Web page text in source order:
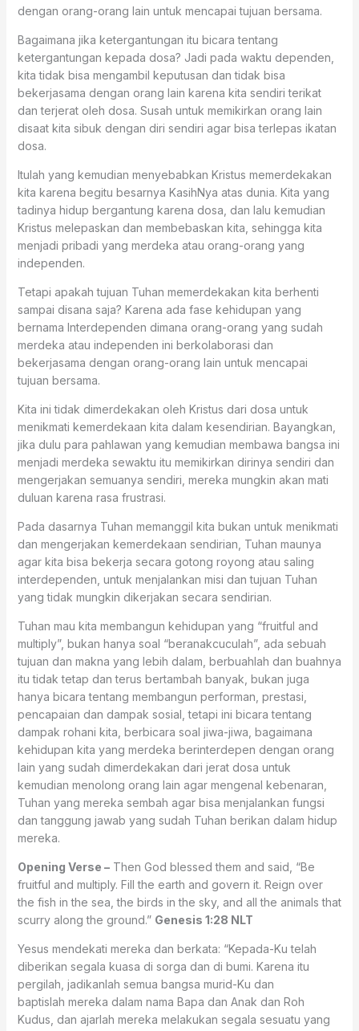
dengan orang-orang lain untuk mencapai tujuan bersama.
Bagaimana jika ketergantungan itu bicara tentang
ketergantungan kepada dosa? Jadi pada waktu dependen,
kita tidak bisa mengambil keputusan dan tidak bisa
bekerjasama dengan orang lain karena kita sendiri terikat
dan terjerat oleh dosa. Susah untuk memikirkan orang lain
disaat kita sibuk dengan diri sendiri agar bisa terlepas ikatan
dosa.
Itulah yang kemudian menyebabkan Kristus memerdekakan
kita karena begitu besarnya KasihNya atas dunia. Kita yang
tadinya hidup bergantung karena dosa, dan lalu kemudian
Kristus melepaskan dan membebaskan kita, sehingga kita
menjadi pribadi yang merdeka atau orang-orang yang
independen.
Tetapi apakah tujuan Tuhan memerdekakan kita berhenti
sampai disana saja? Karena ada fase kehidupan yang
bernama Interdependen dimana orang-orang yang sudah
merdeka atau independen ini berkolaborasi dan
bekerjasama dengan orang-orang lain untuk mencapai
tujuan bersama.
Kita ini tidak dimerdekakan oleh Kristus dari dosa untuk
menikmati kemerdekaan kita dalam kesendirian. Bayangkan,
jika dulu para pahlawan yang kemudian membawa bangsa ini
menjadi merdeka sewaktu itu memikirkan dirinya sendiri dan
mengerjakan semuanya sendiri, mereka mungkin akan mati
duluan karena rasa frustrasi.
Pada dasarnya Tuhan memanggil kita bukan untuk menikmati
dan mengerjakan kemerdekaan sendirian, Tuhan maunya
agar kita bisa bekerja secara gotong royong atau saling
interdependen, untuk menjalankan misi dan tujuan Tuhan
yang tidak mungkin dikerjakan secara sendirian.
Tuhan mau kita membangun kehidupan yang “fruitful and
multiply”, bukan hanya soal “beranakcuculah”, ada sebuah
tujuan dan makna yang lebih dalam, berbuahlah dan buahnya
itu tidak tetap dan terus bertambah banyak, bukan juga
hanya bicara tentang membangun performan, prestasi,
pencapaian dan dampak sosial, tetapi ini bicara tentang
dampak rohani kita, berbicara soal jiwa-jiwa, bagaimana
kehidupan kita yang merdeka berinterdepen dengan orang
lain yang sudah dimerdekakan dari jerat dosa untuk
kemudian menolong orang lain agar mengenal kebenaran,
Tuhan yang mereka sembah agar bisa menjalankan fungsi
dan tanggung jawab yang sudah Tuhan berikan dalam hidup
mereka.
Opening Verse –Then God blessed them and said, “Be
fruitful and multiply. Fill the earth and govern it. Reign over
the fish in the sea, the birds in the sky, and all the animals that
scurry along the ground.” Genesis 1:28 NLT
Yesus mendekati mereka dan berkata: “Kepada-Ku telah
diberikan segala kuasa di sorga dan di bumi. Karena itu
pergilah, jadikanlah semua bangsa murid-Ku dan
baptislah mereka dalam nama Bapa dan Anak dan Roh
Kudus, dan ajarlah mereka melakukan segala sesuatu yang